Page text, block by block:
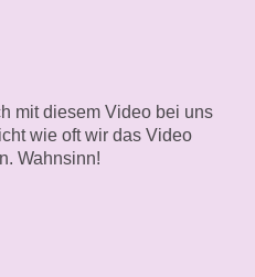
mit diesem Video bei uns
wie oft wir das Video
Wahnsinn!